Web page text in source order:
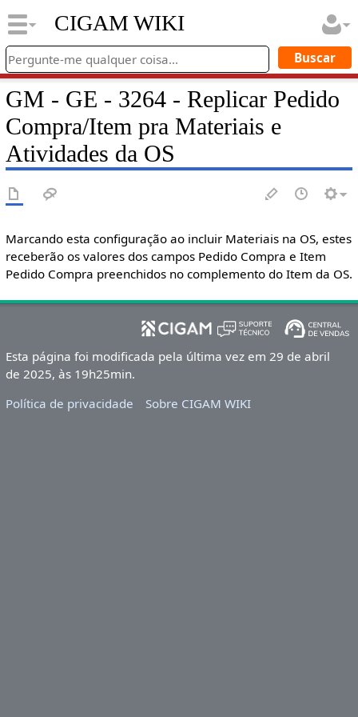
CIGAM WIKI
GM - GE - 3264 - Replicar Pedido
Compra/Item pra Materiais e
Atividades da OS
Marcando esta configuração ao incluir Materiais na OS, estes
receberão os valores dos campos Pedido Compra e Item
Pedido Compra preenchidos no complemento do Item da OS.
Esta página foi modificada pela última vez em 29 de abril
de 2025, às 19h25min.
Política de privacidade
Sobre CIGAM WIKI